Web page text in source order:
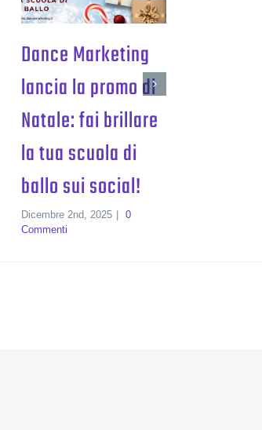
Dance Marketing
lancia la promo di
Natale: fai brillare
la tua scuola di
ballo sui social!
Dicembre 2nd, 2025
0
Commenti